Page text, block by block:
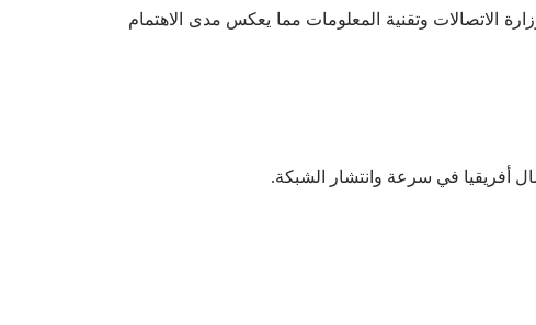
البرق والبريد والهاتف إلى وزارة الاتصالات وتقنية المعلومات مما يعكس مدى الاهتمام